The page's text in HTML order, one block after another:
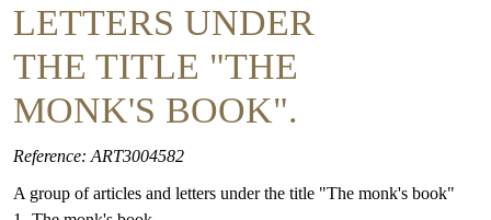
LETTERS UNDER
THE TITLE "THE
MONK'S BOOK".
Reference: ART3004582
A group of articles and letters under the title "The monk's book"